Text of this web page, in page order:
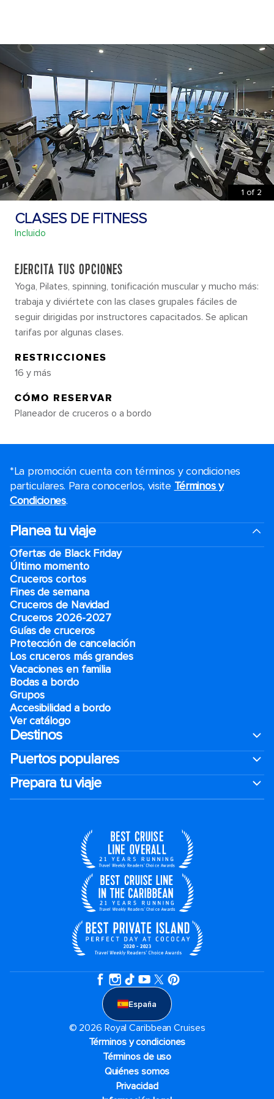
1 of 2
CLASES DE FITNESS
Incluido
EJERCITA TUS OPCIONES
Yoga, Pilates, spinning, tonificación muscular y mucho más:
trabaja y diviértete con las clases grupales fáciles de
seguir dirigidas por instructores capacitados. Se aplican
tarifas por algunas clases.
RESTRICCIONES
16 y más
CÓMO RESERVAR
Planeador de cruceros o a bordo
*La promoción cuenta con términos y condiciones
particulares. Para conocerlos, visite Términos y
Condiciones.
Planea tu viaje
Ofertas de Black Friday
Último momento
Cruceros cortos
Fines de semana
Cruceros de Navidad
Cruceros 2026-2027
Guías de cruceros
Protección de cancelación
Los cruceros más grandes
Vacaciones en familia
Bodas a bordo
Grupos
Accesibilidad a bordo
Ver catálogo
Destinos
Puertos populares
Prepara tu viaje
España
© 2026 Royal Caribbean Cruises
Términos y condiciones
Términos de uso
Quiénes somos
Privacidad